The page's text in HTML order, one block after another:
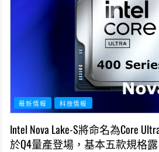
最新情報 科技情報
Intel Nova Lake-S將命名為Core
於Q4量產登場，基本五款規格